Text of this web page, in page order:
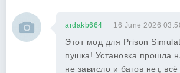
ardakb664 16 June 2026
Этот мод для Prison
пушка! Установка прошла
не зависло и багов нет, всё